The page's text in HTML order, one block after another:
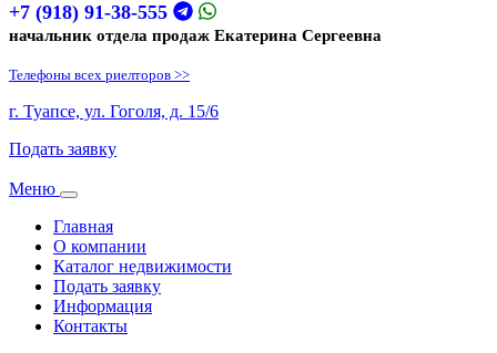
+7 (918) 91-38-555
начальник отдела продаж Екатерина Сергеевна
Телефоны всех риелторов >>
г. Туапсе, ул. Гоголя, д. 15/6
Подать заявку
Меню
Toggle
Главная
О компании
Каталог недвижимости
Подать заявку
Информация
Контакты